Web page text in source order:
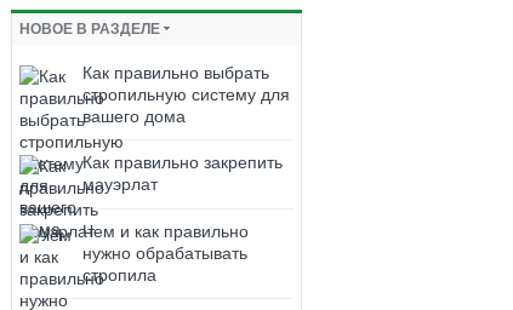
НОВОЕ В РАЗДЕЛЕ
Как правильно выбрать
стропильную систему для
вашего дома
Как правильно закрепить
мауэрлат
Чем и как правильно
нужно обрабатывать
стропила